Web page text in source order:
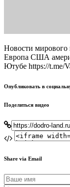
Новости мирового
Европа США
Ютубе https://
Опубликовать в
Поделиться видео
Share via Email